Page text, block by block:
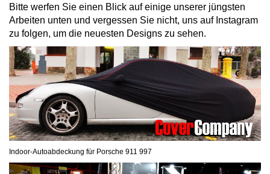
Bitte werfen Sie einen Blick auf einige unserer jüngsten
Arbeiten unten und vergessen Sie nicht, uns auf Instagram
zu folgen, um die neuesten Designs zu sehen.
Indoor-Autoabdeckung für Porsche 911 997